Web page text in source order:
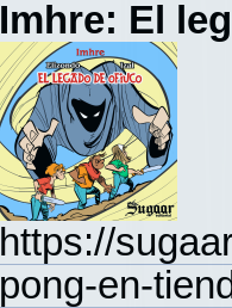
Imhre: El
https://
pong-en-